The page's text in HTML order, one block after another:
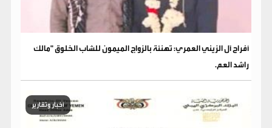
​أفراح آل الزيني العمري: تهنئة بالزواج الميمون للشاب الخلوق "مالك
راشد العم.
أخبار وتقارير